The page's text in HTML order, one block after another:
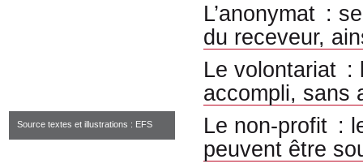
Source textes et illustrations : EFS
L’anonymat :
du receveur,
Le volontariat :
accompli, sans
Le non-profit :
peuvent être